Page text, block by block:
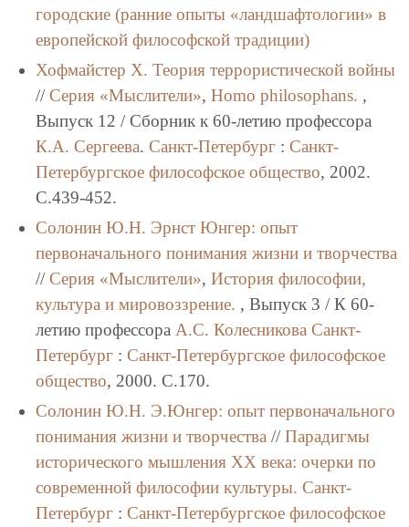
городские (ранние опыты «ландшафтологии» в
европейской философской традиции)
Хофмайстер Х. Теория террористической войны
// Серия «Мыслители», Homo philosophans. ,
Выпуск 12 / Сборник к 60-летию профессора
К.А. Сергеева. Санкт-Петербург: Санкт-
Петербургское философское общество, 2002.
C.439-452.
Солонин Ю.Н. Эрнст Юнгер: опыт
первоначального понимания жизни и творчества
// Серия «Мыслители», История философии,
культура и мировоззрение. , Выпуск 3 / К 60-
летию профессора А.С. Колесникова Санкт-
Петербург: Санкт-Петербургское философское
общество, 2000. C.170.
Солонин Ю.Н. Э.Юнгер: опыт первоначального
понимания жизни и творчества // Парадигмы
исторического мышления ХХ века: очерки по
современной философии культуры. Санкт-
Петербург: Санкт-Петербургское философское